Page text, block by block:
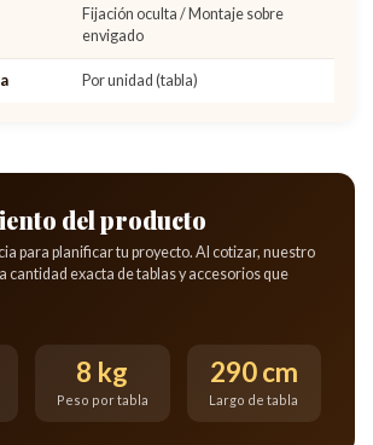
Fijación oculta / Montaje sobre
envigado
Por unidad (tabla)
del producto
para planificar tu proyecto. Al cotizar, nuestro
cantidad exacta de tablas y accesorios que
8 kg
Peso por tabla
290 cm
Largo de tabla